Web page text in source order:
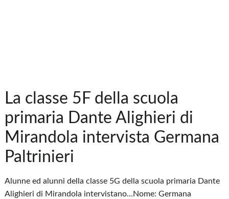
La classe 5F della scuola
primaria Dante Alighieri di
Mirandola intervista Germana
Paltrinieri
Alunne ed alunni della classe 5G della scuola primaria Dante
Alighieri di Mirandola intervistano...Nome: Germana